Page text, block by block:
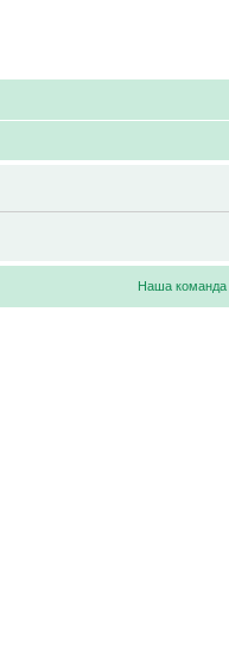
Наша команда